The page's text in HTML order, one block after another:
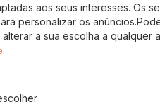
aos seus interesses. Os
personalizar os
a sua escolha a qualquer
.